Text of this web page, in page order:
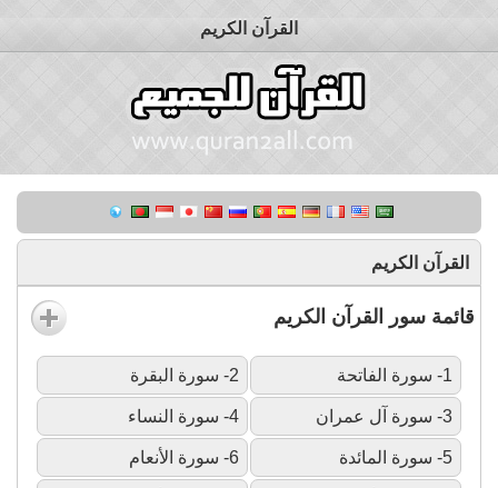
القرآن الكريم
القرآن الكريم
قائمة سور القرآن الكريم
1- سورة الفاتحة 2- سورة البقرة
3- سورة آل عمران 4- سورة النساء
5- سورة المائدة 6- سورة الأنعام